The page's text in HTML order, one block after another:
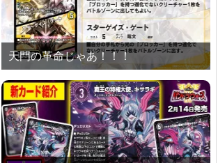
天門の革命じゃあ！！！